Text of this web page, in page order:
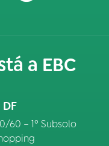
a EBC
60 – 1º Subsolo